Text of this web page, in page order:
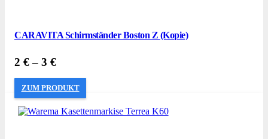
CARAVITA Schirmständer Boston Z (Kopie)
2 €– 3 €
ZUM PRODUKT